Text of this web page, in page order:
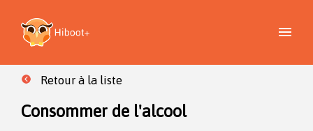
Retour à la liste
Consommer de l'alcool